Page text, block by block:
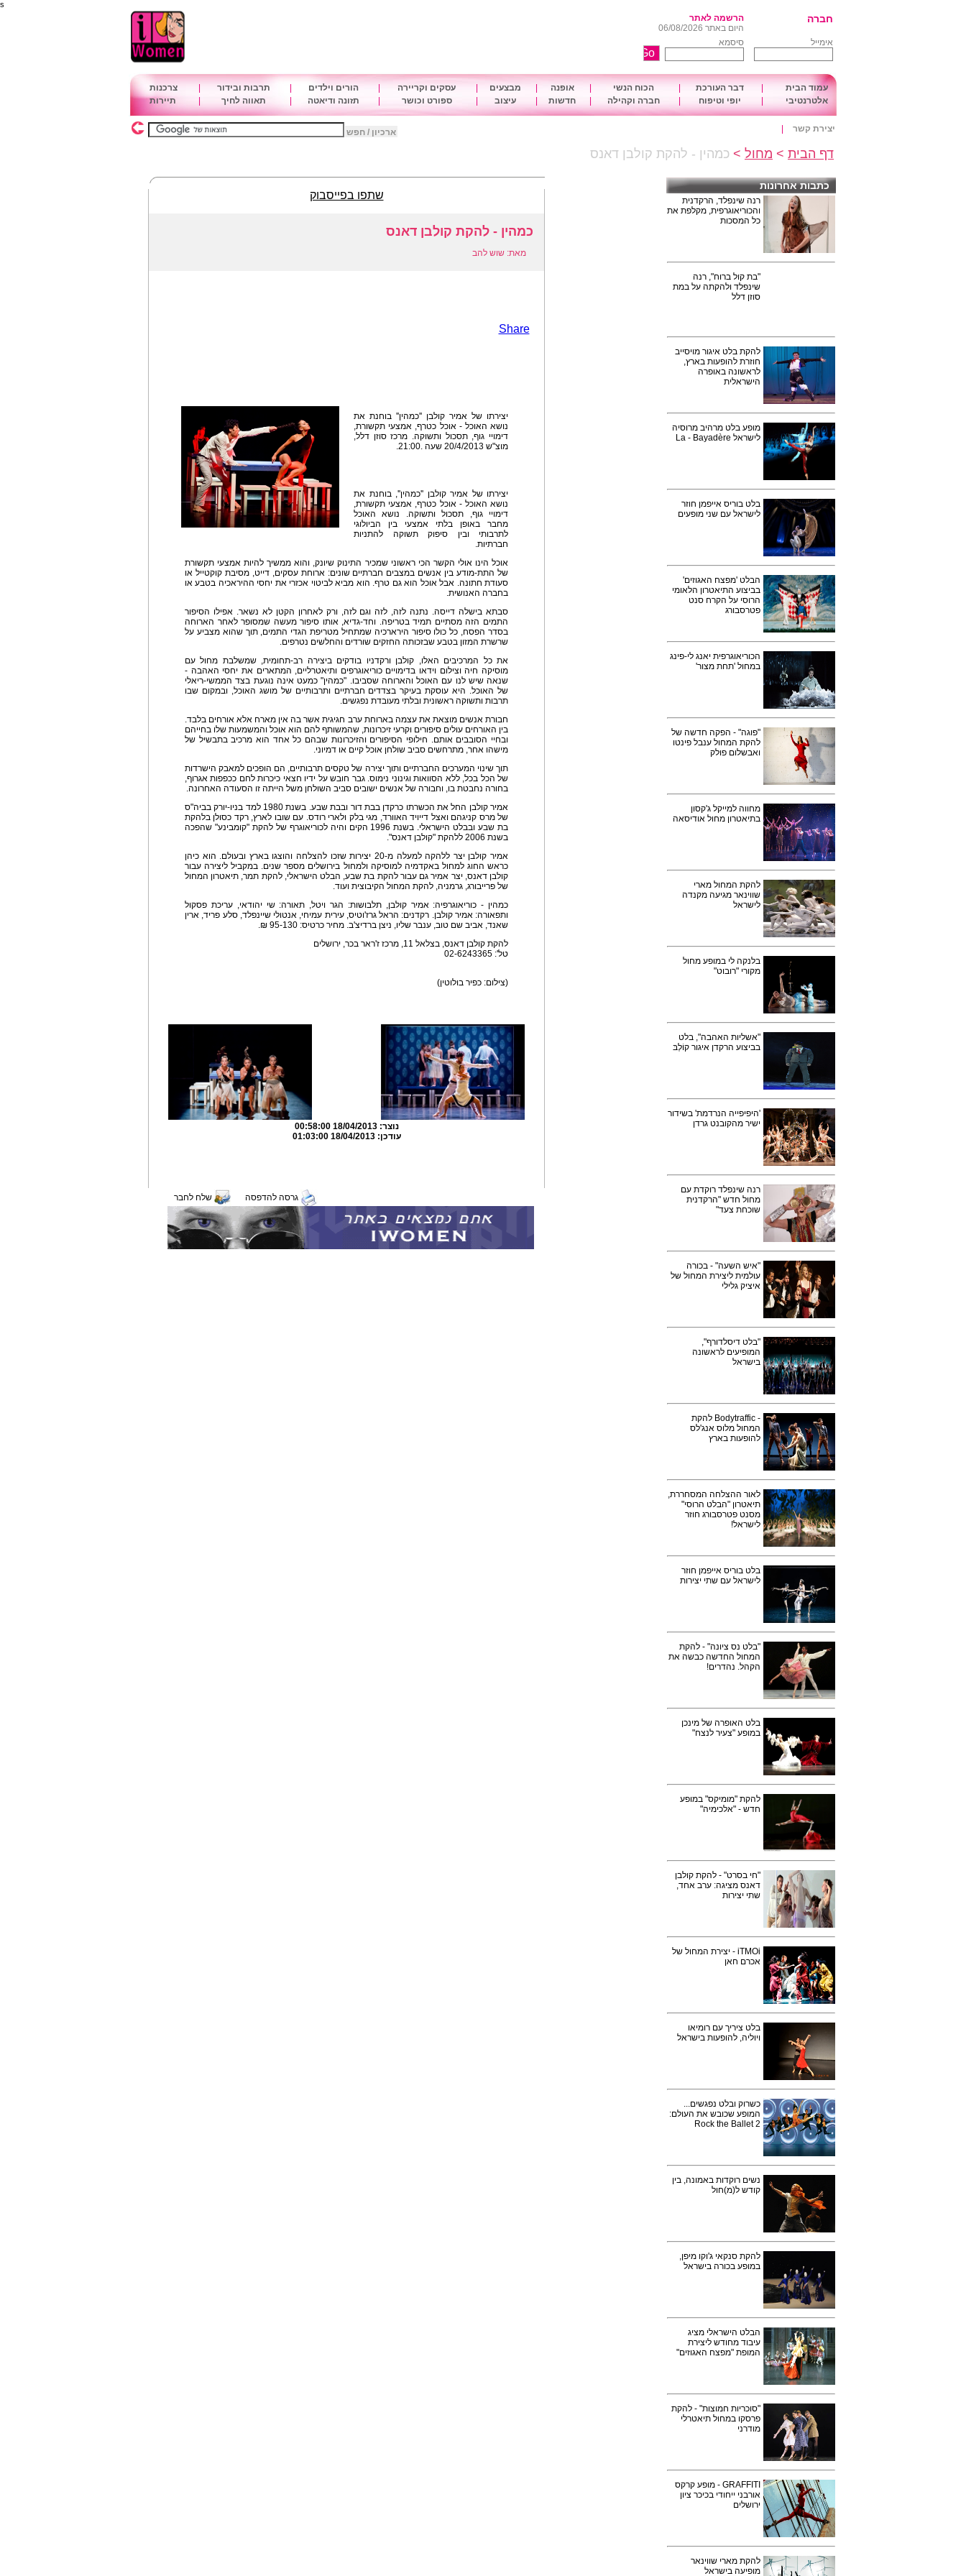
s
חברה
הרשמה לאתר
היום באתר 06/08/2026
אימייל
סיסמא
עמוד הבית דבר העורכת הכוח הנשי אופנה מבצעים עסקים וקריירה הורים וילדים תרבות ובידור
צרכנות
אלטרנטיבי
יופי וטיפוח חברה וקהילה חדשות עיצוב ספורט וכושר תזונה ודיאטה תאווה לחיך תיירות
יצירת קשר ארכיון / חפש
דף הבית > מחול > כמהין - להקת קולבן דאנס
כתבות אחרונות
רנה שינפלד, הרקדנית
והכוריאוגרפית, מקלפת את
כל המסכות
"בת קול ברוח", רנה
שינפלד ולהקתה על במת
סוזן דלל
להקת בלט איגור מויסייב
חוזרת להופעות בארץ,
לראשונה באופרה
הישראלית
מופע בלט מרהיב מרוסיה
לישראל La - Bayadère
בלט בוריס אייפמן חוזר
לישראל עם שני מופעים
הבלט 'מפצח האגוזים'
בביצוע התיאטרון הלאומי
הרוסי על הקרח סנט
פטרסבורג
הכוריאוגרפית יאנג לי-פינג
במחול 'תחת מצור'
"פוגה" - הפקה חדשה של
להקת המחול ענבל פינטו
ואבשלום פולק
מחווה למייקל ג'קסון
בתיאטרון מחול אודיסאה
להקת המחול מארי
שווינאר מגיעה מקנדה
לישראל
בלנקה לי במופע מחול
מקורי "רובוט"
"אשליות האהבה", בלט
בביצוע הרקדן איגור קוֹלְבּ
'היפיפייה הנרדמת' בשידור
ישיר מהקובנט גרדן
רנה שינפלד רוקדת עם
מחול חדש "הרקדנית
שוכחת צעד"
"איש השעה" - בכורה
עולמית ליצירת המחול של
איציק גלילי
"בלט דיסלדורף",
המופיעים לראשונה
בישראל
- Bodytraffic להקת
המחול מלוס אנג'לס
להופעות בארץ
לאור ההצלחה המסחררת,
תיאטרון "הבלט הרוסי"
מסנט פטרסבורג חוזר
לישראל!
בלט בוריס אייפמן חוזר
לישראל עם שתי יצירות
"בלט נס ציונה" - להקת
המחול החדשה כבשה את
הקהל. נהדרים!
בלט האופרה של מינכן
במופע "צעיר לנצח"
להקת "מומיקס" במופע
חדש - "אלכימיה"
"חי בסרט" - להקת קולבן
דאנס מציגה: ערב אחד,
שתי יצירות
iTMOi - יצירת המחול של
אכרם חאן
בלט ציריך עם רומיאו
ויוליה, להופעות בישראל
כשרוק ובלט נפגשים...
המופע שכובש את העולם:
Rock the Ballet 2
נשים רוקדות באמונה, בין
קודש ל(מ)חול
להקת סנקאי ג'וקו מיפן,
במופע בכורה בישראל
הבלט הישראלי מציג
עיבוד מחודש ליצירת
המופת "מפצח האגוזים"
"סוכריות חמוצות" - להקת
פרסקו במחול תיאטרלי
מודרני
GRAFFITI - מופע קרקס
אורבני ייחודי בכיכר ציון
ירושלים
להקת מארי שווינאר
מופיעה בישראל
שתפו בפייסבוק
כמהין - להקת קולבן דאנס
מאת: שוש להב
Share
יצירתו של אמיר קולבן ''כמהין'' בוחנת את
נושא האוכל - אוכל כטרף, אמצעי תקשורת,
דימויי גוף, תסכול ותשוקה. מרכז סוזן דלל,
מוצ"ש 20/4/2013 שעה .21:00.
יצירתו של אמיר קולבן ''כמהין'', בוחנת את
נושא האוכל - אוכל כטרף, אמצעי תקשורת,
דימויי גוף, תסכול ותשוקה. נושא האוכל
מחבר באופן בלתי אמצעי בין הביולוגי
לתרבותי ובין סיפוק תשוקה להתניות
חברתיות.
אוכל הינו אולי הקשר הכי ראשוני שמכיר התינוק שיונק, והוא ממשיך להיות אמצעי תקשורת
של התת-מודע בין אנשים במצבים חברתיים שונים: ארוחת עסקים, דייט, מסיבת קוקטייל או
סעודת חתונה. אבל אוכל הוא גם טרף. הוא מביא לביטוי אכזרי את יחסי ההיראכיה בטבע או
בחברה האנושית.
סבתא בישלה דייסה. נתנה לזה, לזה וגם לזה, ורק לאחרון הקטן לא נשאר. אפילו הסיפור
התמים הזה מסתיים תמיד בטריפה. וחד-גדיא, אותו סיפור מעשה שמסופר לאחר הארוחה
בסדר הפסח, כל כולו סיפור הירארכיה שמתחיל מטריפת הגדי התמים, תוך שהוא מצביע על
שרשרת המזון בטבע שבזכותה החזקים שורדים והחלשים נטרפים.
את כל המרכיבים האלו, קולבן ורקדניו בודקים ביצירה רב-תחומית, שמשלבת מחול עם
מוסיקה חיה וצילום וידאו בדימויים כוריאוגרפים ותיאטרליים, המתארים את יחסי האהבה -
שנאה שיש לנו עם האוכל והארוחה שסביבו. "כמהין" כמעט אינה נוגעת בצד הממשי-ריאלי
של האוכל. היא עוסקת בעיקר בצדדים חברתיים ותרבותיים של מושג האוכל, ובמקום שבו
תרבות ותשוקה ראשונית ובלתי מעובדת נפגשים.
חבורת אנשים מוצאת את עצמה בארוחת ערב חגיגית אשר בה אין מארח אלא אורחים בלבד.
בין האורחים עולים סיפורים וקרעי זיכרונות, שהמשותף להם הוא אוכל והמשמעות שלו בחייהם
ובחיי הסובבים אותם. חילופי הסיפורים והזיכרונות שבהם כל אחד הוא מרכיב בתבשיל של
מישהו אחר, מתרחשים סביב שולחן אוכל קיים או דמיוני.
תוך שינוי המערכים החברתיים ותוך יצירה של טקסים תרבותיים, הם הופכים למאבק הישרדות
של הכל בכל, ללא הסוואות וגינוני נימוס. גבר חובש על ידיו חצאי כיכרות לחם ככפפות אגרוף,
בחורה נחבטת בו, וחבורה של אנשים ישובים סביב השולחן משל הייתה זו הסעודה האחרונה.
אמיר קולבן החל את הכשרתו כרקדן בבת דור ובבת שבע. בשנת 1980 למד בניו-יורק בביה"ס
של מרס קניגהם ואצל דייויד האוורד, מגי בלק ולארי רודס. עם שובו לארץ, רקד כסולן בלהקת
בת שבע ובבלט הישראלי. בשנת 1996 הקים והיה לכוריאוגרף של להקת "קומבינע" שהפכה
בשנת 2006 ללהקת "קולבן דאנס".
אמיר קולבן יצר ללהקה למעלה מ-20 יצירות שזכו להצלחה והוצגו בארץ ובעולם. הוא כיהן
כראש החוג למחול באקדמיה למוסיקה ולמחול בירושלים מספר שנים. במקביל ליצירה עבור
קולבן דאנס, יצר אמיר גם עבור להקת בת שבע, הבלט הישראלי, להקת תמר, תיאטרון המחול
של פרייבורג, גרמניה, להקת המחול הקיבוצית ועוד.
כמהין - כוריאוגרפיה: אמיר קולבן, תלבושות: הגר ויטל, תאורה: שי יהודאי, עריכת פסקול
ותפאורה: אמיר קולבן. רקדנים: הראל גרז'וטיס, עירית עמיחי, אנטולי שיינפלד, סלע פריד, ארין
שאנד, אביב שם טוב, ענבר שליו, ניצן ברדיצ'ב. מחיר כרטיס: 95-130 ₪.
להקת קולבן דאנס, בצלאל 11, מרכז ז'ראר בכר, ירושלים
טל': 02-6243365
(צילום: כפיר בולוטין)
נוצר:18/04/2013 00:58:00
עודכן:18/04/2013 01:03:00
גרסה להדפסה שלח לחבר